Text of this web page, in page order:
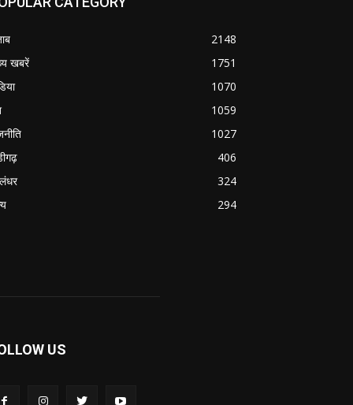
2148
खबरें
1751
1070
1059
1027
406
324
294
US